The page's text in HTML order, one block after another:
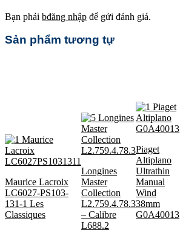
Bạn phải bđăng nhập để gửi đánh giá.
Sản phẩm tương tự
Maurice Lacroix
LC6027-PS103-
131-1 Les
Classiques
Longines
Master
Collection
L2.759.4.78.3
– Calibre
L688.2
Piaget
Altiplano
Ultrathin
Manual
Wind
38mm
G0A40013